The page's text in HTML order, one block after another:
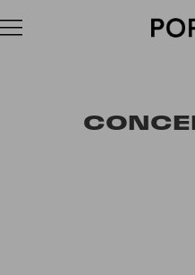
FASHION ACCESSORIES